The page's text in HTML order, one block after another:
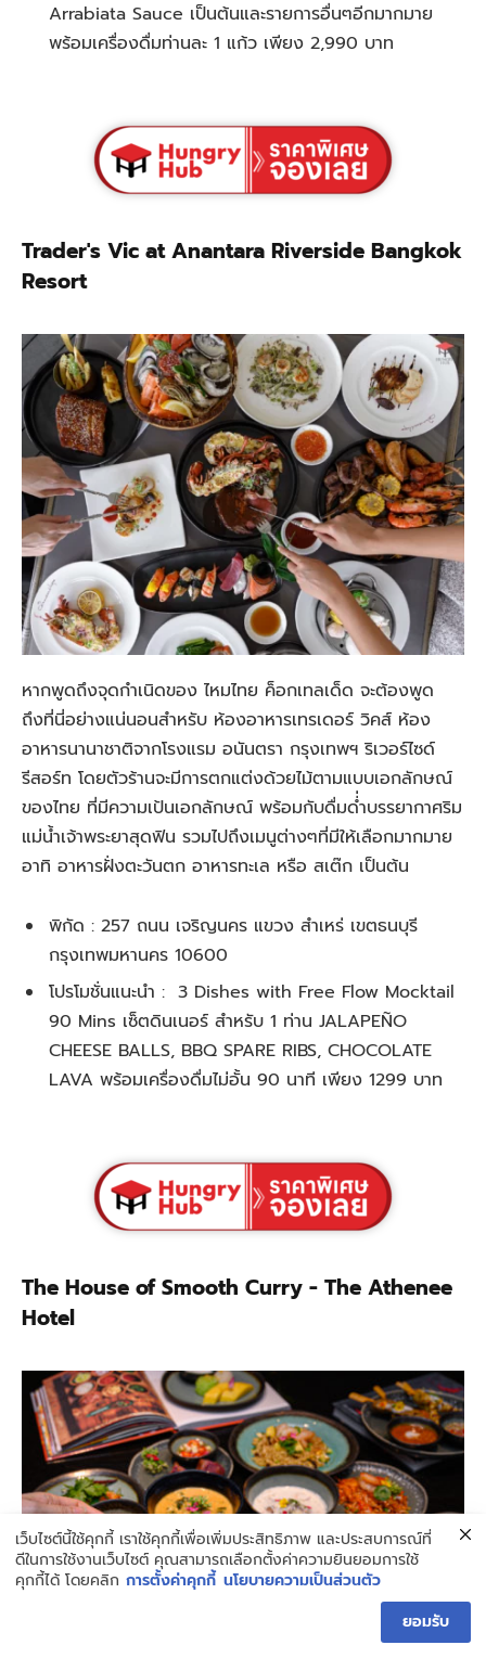
Arrabiata Sauce เป็นต้นและรายการอื่นๆอีกมากมาย
พร้อมเครื่องดื่มท่านละ 1 แก้ว เพียง 2,990 บาท
Trader's Vic at Anantara Riverside Bangkok
Resort
หากพูดถึงจุดกำเนิดของ ไหมไทย ค็อกเทลเด็ด จะต้องพูด
ถึงที่นี่อย่างแน่นอนสำหรับ ห้องอาหารเทรเดอร์ วิคส์ ห้อง
อาหารนานาชาติจากโรงแรม อนันตรา กรุงเทพฯ ริเวอร์ไซด์
รีสอร์ท โดยตัวร้านจะมีการตกแต่งด้วยไม้ตามแบบเอกลักษณ์
ของไทย ที่มีความเป้นเอกลักษณ์ พร้อมกับดื่มด่่ำบรรยากาศริม
แม่น้ำเจ้าพระยาสุดฟิน รวมไปถึงเมนูต่างๆที่มีให้เลือกมากมาย
อาทิ อาหารฝั่งตะวันตก อาหารทะเล หรือ สเต๊ก เป็นต้น
พิกัด : 257 ถนน เจริญนคร แขวง สำเหร่ เขตธนบุรี
กรุงเทพมหานคร 10600
โปรโมชั่นแนะนำ : 3 Dishes with Free Flow Mocktail
90 Mins เซ็ตดินเนอร์ สำหรับ 1 ท่าน JALAPEÑO
CHEESE BALLS, BBQ SPARE RIBS, CHOCOLATE
LAVA พร้อมเครื่องดื่มไม่อั้น 90 นาที เพียง 1299 บาท
The House of Smooth Curry - The Athenee
Hotel
เว็บไซต์นี้ใช้คุกกี้ เราใช้คุกกี้เพื่อเพิ่มประสิทธิภาพ และประสบการณ์ที่
ดีในการใช้งานเว็บไซต์ คุณสามารถเลือกตั้งค่าความยินยอมการใช้
คุกกี้ได้ โดยคลิก การตั้งค่าคุกกี้ นโยบายความเป็นส่วนตัว
ยอมรับ